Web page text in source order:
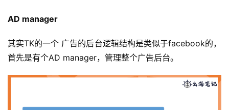
AD manager
其实TK的一个 广告的后台逻辑结构是类似于facebook的，
首先是有个AD manager，管理整个广告后台。